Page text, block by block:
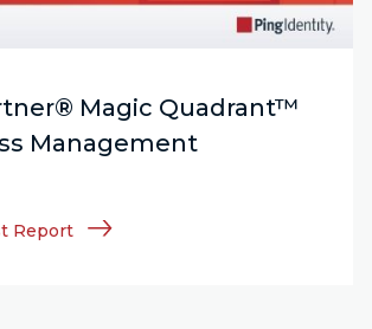
Magic Quadrant™
Management
Report